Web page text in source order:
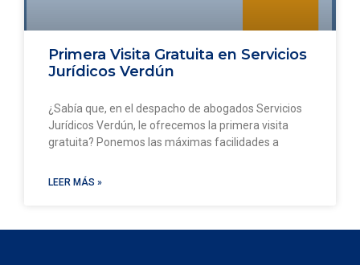
Primera Visita Gratuita en Servicios
Jurídicos Verdún
¿Sabía que, en el despacho de abogados Servicios
Jurídicos Verdún, le ofrecemos la primera visita
gratuita? Ponemos las máximas facilidades a
LEER MÁS »